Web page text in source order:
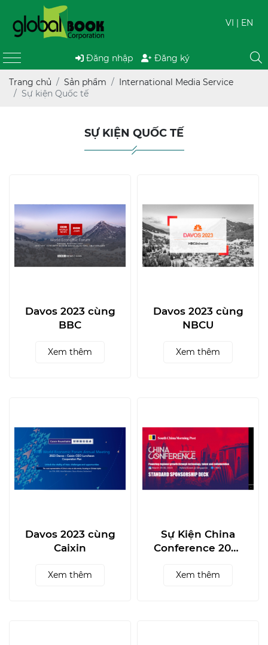
VI | EN
Đăng nhập Đăng ký
Trang chủ Sản phẩm
International Media Service
Sự kiện Quốc tế
SỰ KIỆN QUỐC TẾ
Davos 2023 cùng
BBC
Xem thêm
Davos 2023 cùng
NBCU
Xem thêm
Davos 2023 cùng
Caixin
Xem thêm
Sự Kiện China
Conference 2023
Xem thêm